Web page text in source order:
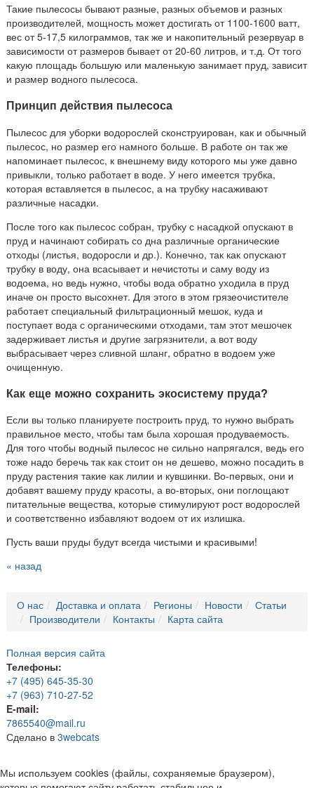
Такие пылесосы бывают разные, разных объемов и разных
производителей, мощность может достигать от 1100-1600 ватт,
вес от 5-17,5 килограммов, так же и накопительный резервуар в
зависимости от размеров бывает от 20-60 литров, и т.д. От того
какую площадь большую или маленькую занимает пруд, зависит
и размер водного пылесоса.
Принцип действия пылесоса
Пылесос для уборки водорослей сконструирован, как и обычный
пылесос, но размер его намного больше. В работе он так же
напоминает пылесос, к внешнему виду которого мы уже давно
привыкли, только работает в воде. У него имеется трубка,
которая вставляется в пылесос, а на трубку насаживают
различные насадки.
После того как пылесос собран, трубку с насадкой опускают в
пруд и начинают собирать со дна различные органические
отходы (листья, водоросли и др.). Конечно, так как опускают
трубку в воду, она всасывает и нечистоты и саму воду из
водоема, но ведь нужно, чтобы вода обратно уходила в пруд
иначе он просто высохнет. Для этого в этом грязеочистителе
работает специальный фильтрационный мешок, куда и
поступает вода с органическими отходами, там этот мешочек
задерживает листья и другие загрязнители, а вот воду
выбрасывает через сливной шланг, обратно в водоем уже
очищенную.
Как еще можно сохранить экосистему пруда?
Если вы только планируете построить пруд, то нужно выбрать
правильное место, чтобы там была хорошая продуваемость.
Для того чтобы водный пылесос не сильно напрягался, ведь его
тоже надо беречь так как стоит он не дешево, можно посадить в
пруду растения такие как лилии и кувшинки. Во-первых, они и
добавят вашему пруду красоты, а во-вторых, они поглощают
питательные вещества, которые стимулируют рост водорослей
и соответственно избавляют водоем от их излишка.
Пусть ваши пруды будут всегда чистыми и красивыми!
« назад
О нас Доставка и оплата Регионы Новости
Статьи
Производители
Контакты Карта сайта
Полная версия сайта
Телефоны:
+7 (495) 645-35-30
+7 (963) 710-27-52
E-mail:
7865540@mail.ru
Сделано в 3webcats
Мы используем cookies (файлы, сохраняемые браузером),